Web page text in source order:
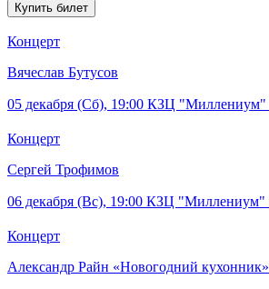
Концерт
Вячеслав Бутусов
05 декабря (Сб), 19:00 КЗЦ "Миллениум"
Концерт
Сергей Трофимов
06 декабря (Вс), 19:00 КЗЦ "Миллениум"
Концерт
Александр Райн «Новогодний кухонник»